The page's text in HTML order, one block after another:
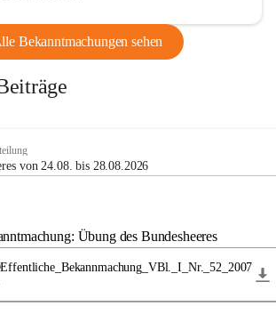
Bekanntmachungen sehen
von 24.08. bis 28.08.2026
Übung des Bundesheeres